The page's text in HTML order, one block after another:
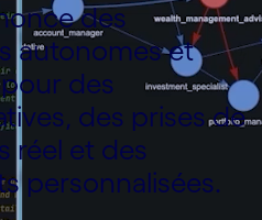
des
autonomes et
des
des prises de
réel et des
personnalisées.